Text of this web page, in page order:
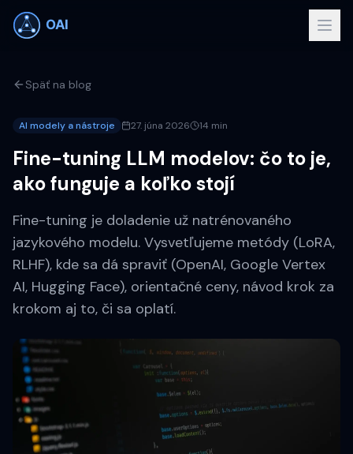
Späť na blog
AI modely a nástroje 27. júna 2026 14 min
Fine-tuning LLM modelov: čo to je,
ako funguje a koľko stojí
Fine-tuning je doladenie už natrénovaného
jazykového modelu. Vysvetľujeme metódy (LoRA,
RLHF), kde sa dá spraviť (OpenAI, Google Vertex
AI, Hugging Face), orientačné ceny, návod krok za
krokom aj to, či sa oplatí.